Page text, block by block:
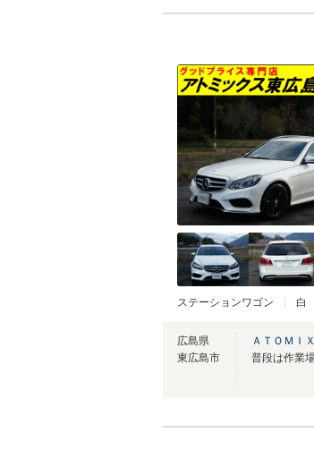
ステーションワゴン 白
広島県
東広島市
ＡＴＯＭＩＸ